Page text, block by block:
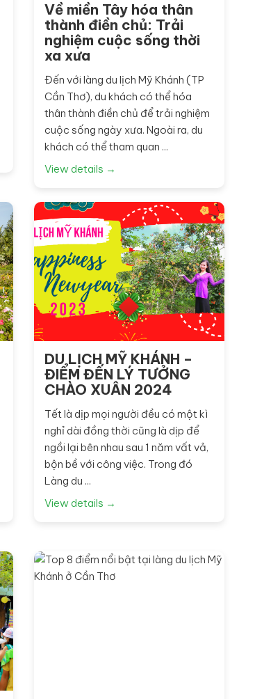
Về miền Tây hóa thân
thành điền chủ: Trải
nghiệm cuộc sống thời
xa xưa
Đến với làng du lịch Mỹ Khánh (TP
Cần Thơ), du khách có thể hóa
thân thành điền chủ để trải nghiệm
cuộc sống ngày xưa. Ngoài ra, du
khách có thể tham quan ...
View details →
DU LỊCH MỸ KHÁNH –
ĐIỂM ĐẾN LÝ TƯỞNG
CHÀO XUÂN 2024
Tết là dịp mọi người đều có một kì
nghỉ dài đồng thời cũng là dịp để
ngồi lại bên nhau sau 1 năm vất vả,
bộn bề với công việc. Trong đó
Làng du ...
View details →